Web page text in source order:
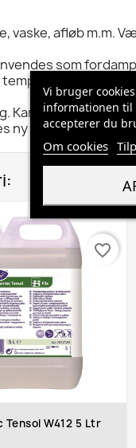
afløb m.m.
som
omkring
Kan tåle let
ny Drain Lock.
5 Ltr
favorite_border
Vi bruger
informationen til
accepterer du
Om cookies